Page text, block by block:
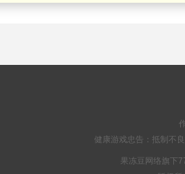
健康游戏忠告：抵制不
果冻豆网络旗下